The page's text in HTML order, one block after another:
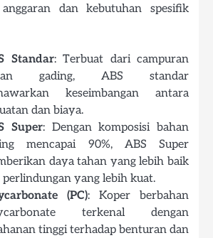
dan kebutuhan spesifik
Standar: Terbuat dari campuran
gading, ABS standar
keseimbangan antara
dan biaya.
Super: Dengan komposisi bahan
mencapai 90%, ABS Super
daya tahan yang lebih baik
perlindungan yang lebih kuat.
(PC): Koper berbahan
terkenal dengan
tinggi terhadap benturan dan